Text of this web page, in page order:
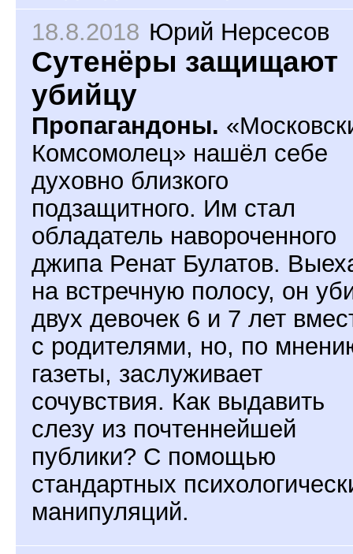
18.8.2018 Юрий Нерсесов
Сутенёры защищают
убийцу
Пропагандоны.
Комсомолец» нашёл себе
духовно близкого
подзащитного. Им стал
обладатель навороченного
джипа Ренат Булатов.
на встречную полосу, он
двух девочек 6 и 7 лет
с родителями, но, по
газеты, заслуживает
сочувствия. Как выдавить
слезу из почтеннейшей
публики? С помощью
стандартных
манипуляций.